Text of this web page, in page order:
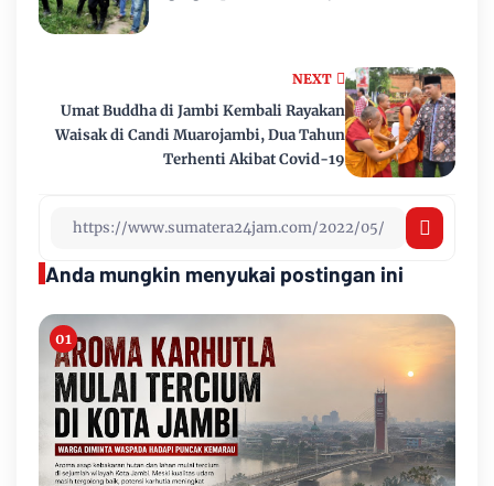
NEXT
Umat Buddha di Jambi Kembali Rayakan
Waisak di Candi Muarojambi, Dua Tahun
Terhenti Akibat Covid-19
Anda mungkin menyukai postingan ini